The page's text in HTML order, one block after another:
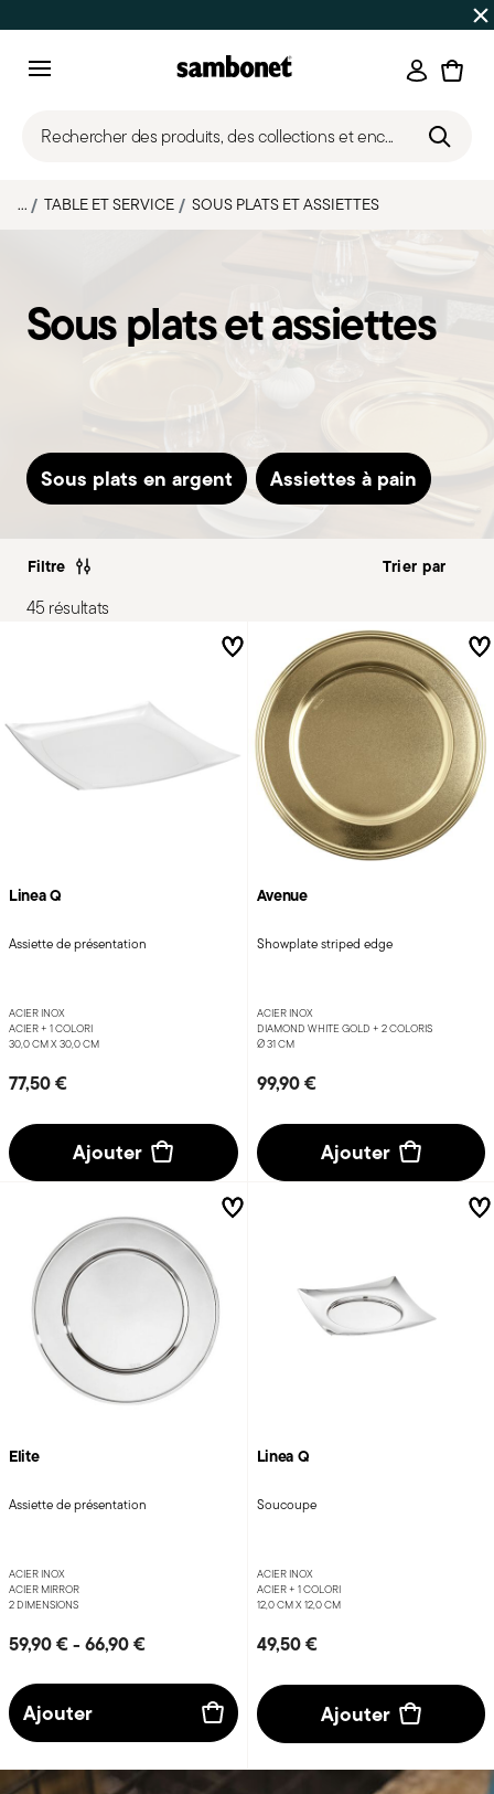
Jusqu'à -50% | Commandes du 7 au 16
Rechercher des produits, des collections et enc...
... TABLE ET SERVICE SOUS PLATS ET ASSIETTES
Sous plats et assiettes
Sous plats en argent Assiettes à pain
Filtre
45 résultats
Linea Q
Assiette de présentation
ACIER INOX
ACIER + 1 COLORI
30,0 CM X 30,0 CM
77,50 €
Ajouter
Avenue
Showplate striped edge
ACIER INOX
DIAMOND WHITE GOLD + 2 COLORIS
Ø 31 CM
99,90 €
Ajouter
Elite
Assiette de présentation
ACIER INOX
ACIER MIRROR
2 DIMENSIONS
59,90 €- 66,90 €
Ajouter
Linea Q
Soucoupe
ACIER INOX
ACIER + 1 COLORI
12,0 CM X 12,0 CM
49,50 €
Ajouter